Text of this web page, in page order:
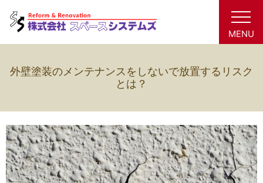
MENU
外壁塗装のメンテナンスをしないで放置するリスク
とは？